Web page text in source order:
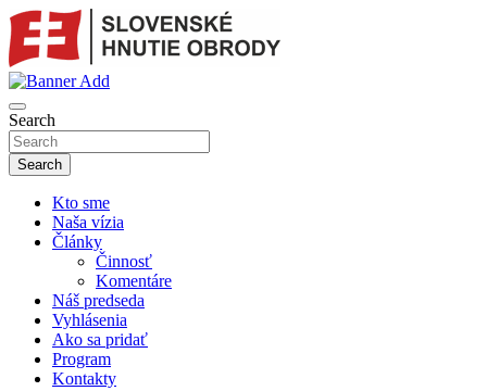
Skip
to
content
SLOVENSKÉ HNUTIE OBRODY
Search
Search
Kto sme
Naša vízia
Články
Činnosť
Komentáre
Náš predseda
Vyhlásenia
Ako sa pridať
Program
Kontakty